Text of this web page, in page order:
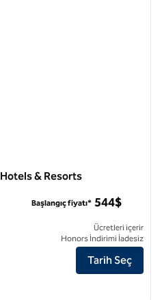
Hotels & Resorts
& Resorts için otel detaylarını
Başlangıç fiyatı* 544$
Ücretleri içerir
Honors İndirimi İadesiz
Tarih Seç